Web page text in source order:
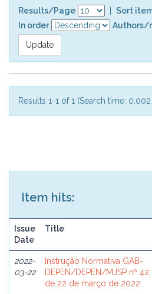
Results/Page
Sort
In order
Authors/
Results 1-1 of 1 (Search time:
Item hits:
Issue
Date
Title
2022-
03-22
Instrução Normativa GAB-
DEPEN/DEPEN/MJSP nº 42,
de 22 de março de 2022